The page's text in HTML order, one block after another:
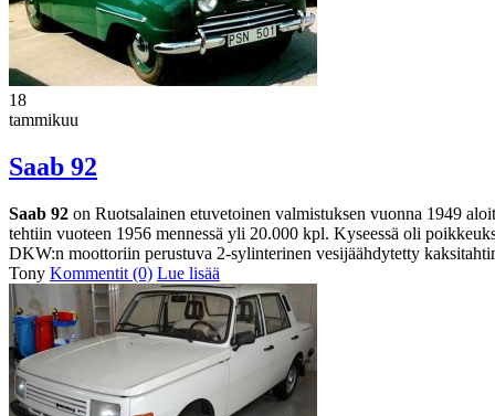
18
tammikuu
Saab 92
Saab 92 on Ruotsalainen etuvetoinen valmistuksen vuonna 1949
tehtiin vuoteen 1956 mennessä yli 20.000 kpl. Kyseessä oli
DKW:n moottoriin perustuva 2-sylinterinen vesijäähdytetty
Tony Kommentit (0) Lue lisää